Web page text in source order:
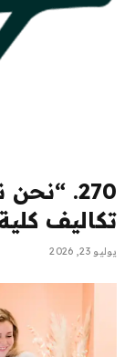
270.
تكاليف
يوليو 23, 2026